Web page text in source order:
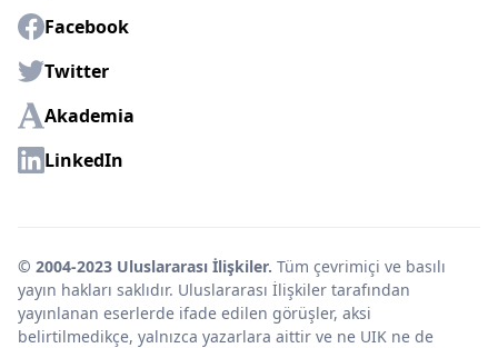
Facebook
Twitter
Akademia
LinkedIn
© 2004-2023 Uluslararası İlişkiler. Tüm çevrimiçi ve basılı
yayın hakları saklıdır. Uluslararası İlişkiler tarafından
yayınlanan eserlerde ifade edilen görüşler, aksi
belirtilmedikçe, yalnızca yazarlara aittir ve ne UIK ne de